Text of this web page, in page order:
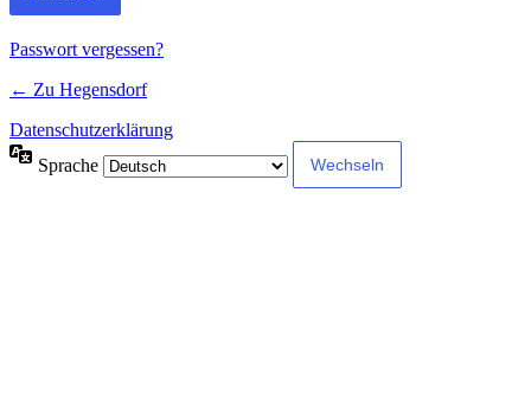
Passwort vergessen?
← Zu Hegensdorf
Datenschutzerklärung
Sprache